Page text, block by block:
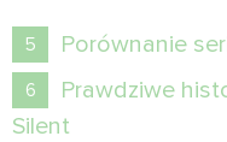
Porównanie
Prawdziwe
Silent